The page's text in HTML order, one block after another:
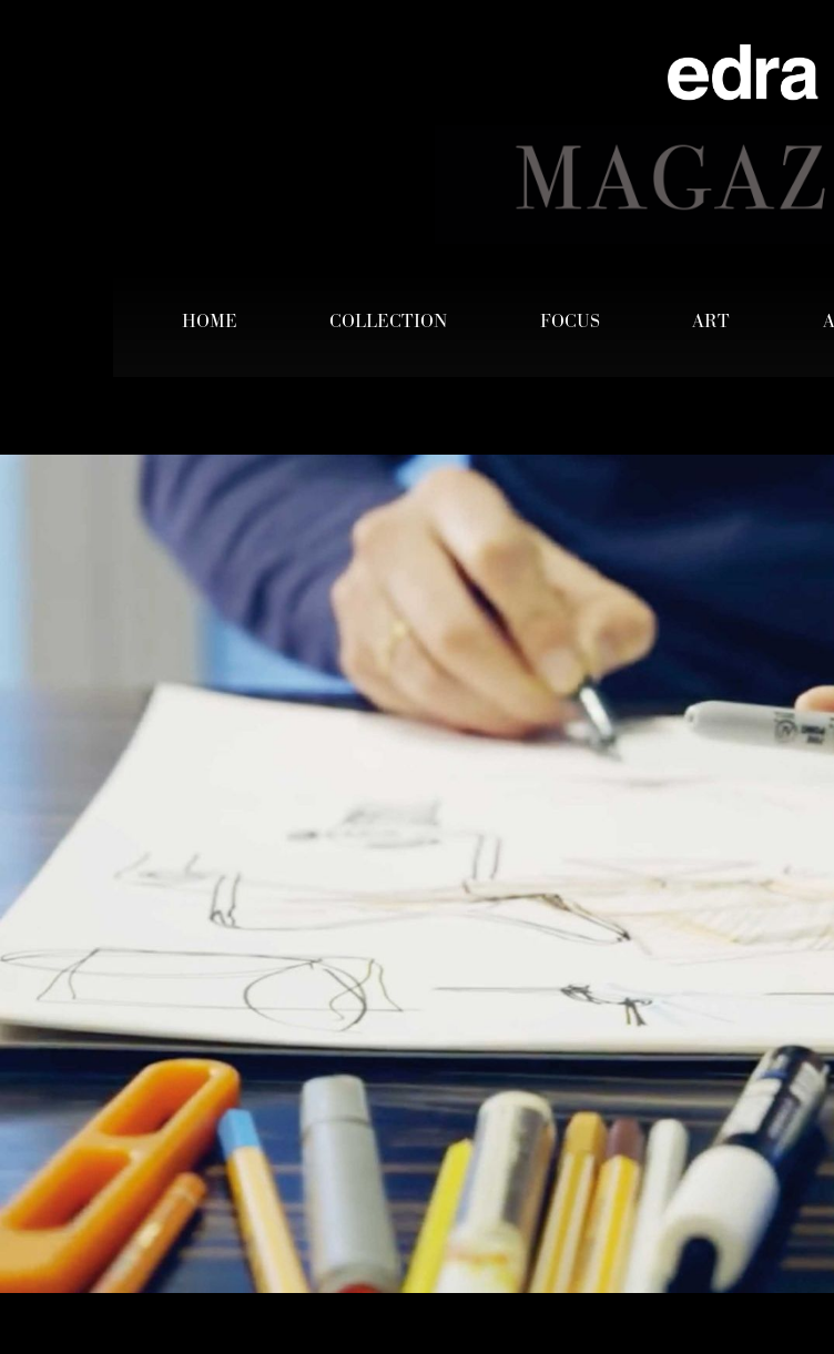
HOME COLLECTION FOCUS ART